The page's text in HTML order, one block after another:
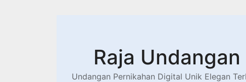
Raja Undangan
Undangan Pernikahan Digital Unik Elegan